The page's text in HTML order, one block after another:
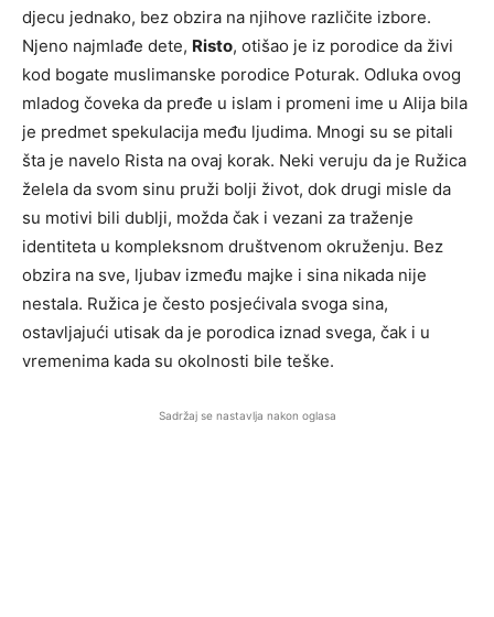
djecu jednako, bez obzira na njihove različite izbore.
Njeno najmlađe dete, Risto, otišao je iz porodice da živi
kod bogate muslimanske porodice Poturak. Odluka ovog
mladog čoveka da pređe u islam i promeni ime u Alija bila
je predmet spekulacija među ljudima. Mnogi su se pitali
šta je navelo Rista na ovaj korak. Neki veruju da je Ružica
želela da svom sinu pruži bolji život, dok drugi misle da
su motivi bili dublji, možda čak i vezani za traženje
identiteta u kompleksnom društvenom okruženju. Bez
obzira na sve, ljubav između majke i sina nikada nije
nestala. Ružica je često posjećivala svoga sina,
ostavljajući utisak da je porodica iznad svega, čak i u
vremenima kada su okolnosti bile teške.
Sadržaj se nastavlja nakon oglasa